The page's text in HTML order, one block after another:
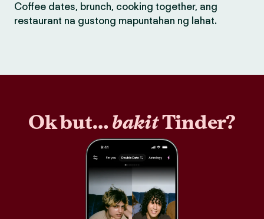
Coffee dates, brunch, cooking together, ang
restaurant na gustong mapuntahan ng lahat.
Ok but…bakitTinder?